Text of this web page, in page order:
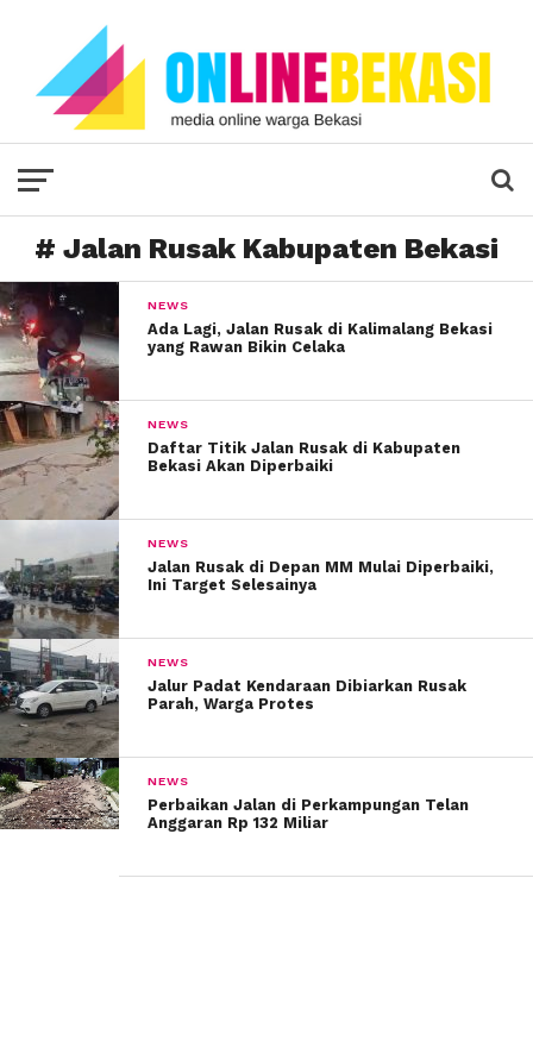
# Jalan Rusak Kabupaten Bekasi
NEWS
Ada Lagi, Jalan Rusak di Kalimalang Bekasi
yang Rawan Bikin Celaka
NEWS
Daftar Titik Jalan Rusak di Kabupaten
Bekasi Akan Diperbaiki
NEWS
Jalan Rusak di Depan MM Mulai Diperbaiki,
Ini Target Selesainya
NEWS
Jalur Padat Kendaraan Dibiarkan Rusak
Parah, Warga Protes
NEWS
Perbaikan Jalan di Perkampungan Telan
Anggaran Rp 132 Miliar